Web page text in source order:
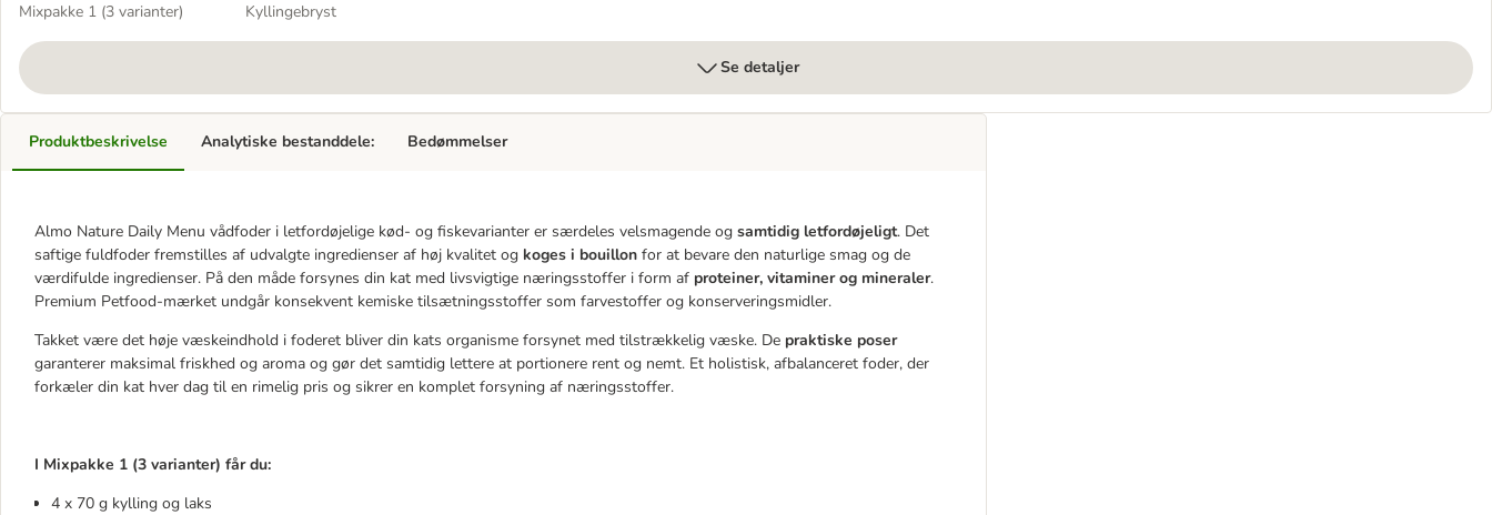
Nature Daily Menu Pouch
Mixpakke 1 (3 varianter)
Kyllingebryst
Se detaljer
Produktbeskrivelse
Almo Nature Daily Menu vådfoder i letfordøjelige kød- og fiskevarianter er særdeles velsmagende og samtidig letfordøjeligt. Det
saftige fuldfoder fremstilles af udvalgte ingredienser af høj kvalitet og koges i bouillon for at bevare den naturlige smag og de
værdifulde ingredienser. På den måde forsynes din kat med livsvigtige næringsstoffer i form af proteiner, vitaminer og mineraler.
Premium Petfood-mærket undgår konsekvent kemiske tilsætningsstoffer som farvestoffer og konserveringsmidler.
Takket være det høje væskeindhold i foderet bliver din kats organisme forsynet med tilstrækkelig væske. De praktiske poser
garanterer maksimal friskhed og aroma og gør det samtidig lettere at portionere rent og nemt. Et holistisk, afbalanceret foder, der
forkæler din kat hver dag til en rimelig pris og sikrer en komplet forsyning af næringsstoffer.
I Mixpakke 1 (3 varianter) får du:
4 x 70 g kylling og laks
Analytiske bestanddele: Bedømmelser